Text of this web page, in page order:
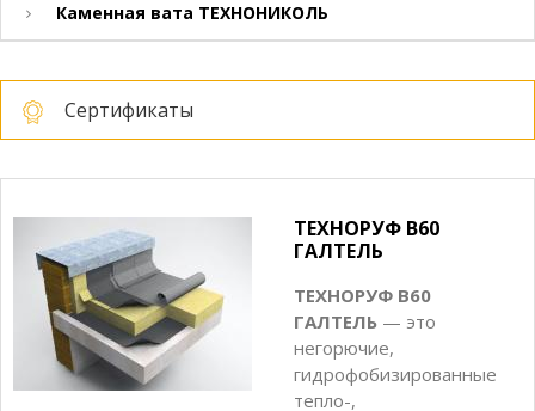
Каменная вата ТЕХНОНИКОЛЬ
Сертификаты
ТЕХНОРУФ В60
ГАЛТЕЛЬ
ТЕХНОРУФ В60
ГАЛТЕЛЬ — это
негорючие,
гидрофобизированные
тепло-,